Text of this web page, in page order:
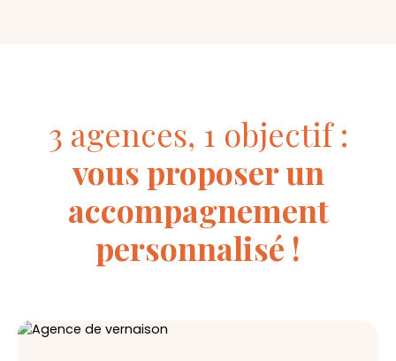
3 agences, 1 objectif :
vous proposer un
accompagnement
personnalisé !